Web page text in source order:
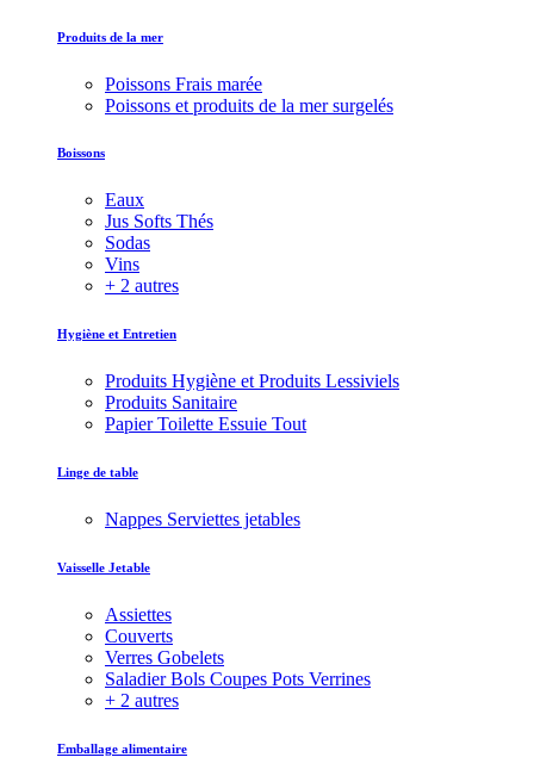
Produits de la mer
Poissons Frais marée
Poissons et produits de la mer surgelés
Boissons
Eaux
Jus Softs Thés
Sodas
Vins
+ 2 autres
Hygiène et Entretien
Produits Hygiène et Produits Lessiviels
Produits Sanitaire
Papier Toilette Essuie Tout
Linge de table
Nappes Serviettes jetables
Vaisselle Jetable
Assiettes
Couverts
Verres Gobelets
Saladier Bols Coupes Pots Verrines
+ 2 autres
Emballage alimentaire